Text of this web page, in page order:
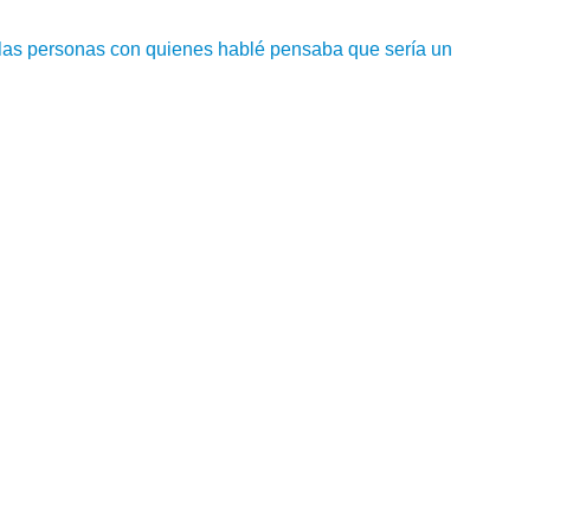
personas con quienes hablé pensaba que sería un